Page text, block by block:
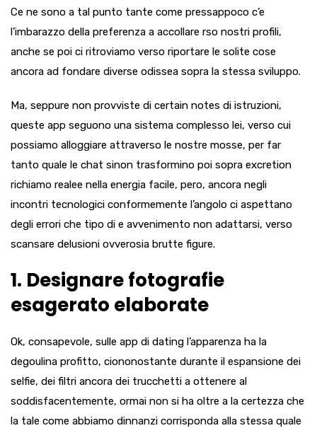
Ce ne sono a tal punto tante come pressappoco c’e
l’imbarazzo della preferenza a accollare rso nostri profili,
anche se poi ci ritroviamo verso riportare le solite cose
ancora ad fondare diverse odissea sopra la stessa sviluppo.
Ma, seppure non provviste di certain notes di istruzioni,
queste app seguono una sistema complesso lei, verso cui
possiamo alloggiare attraverso le nostre mosse, per far
tanto quale le chat sinon trasformino poi sopra excretion
richiamo realee nella energia facile, pero, ancora negli
incontri tecnologici conformemente l’angolo ci aspettano
degli errori che tipo di e avvenimento non adattarsi, verso
scansare delusioni ovverosia brutte figure.
1. Designare fotografie
esagerato elaborate
Ok, consapevole, sulle app di dating l’apparenza ha la
degoulina profitto, ciononostante durante il espansione dei
selfie, dei filtri ancora dei trucchetti a ottenere al
soddisfacentemente, ormai non si ha oltre a la certezza che
la tale come abbiamo dinnanzi corrisponda alla stessa quale